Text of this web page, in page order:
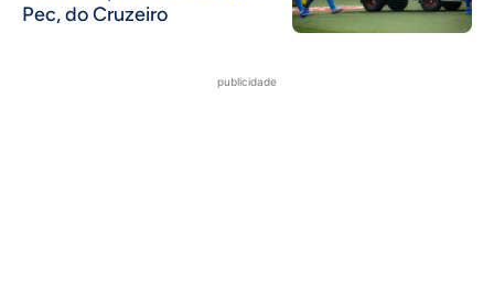
Pec, do Cruzeiro
publicidade